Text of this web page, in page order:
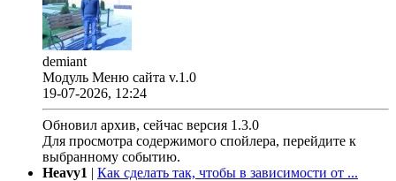
demiant
Модуль Меню сайта v.1.0
19-07-2026, 12:24
Обновил архив, сейчас версия 1.3.0
Для просмотра содержимого спойлера, перейдите к
выбранному событию.
Heavy1 | Как сделать так, чтобы в зависимости от ...